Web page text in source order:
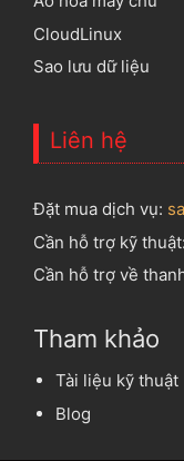
CloudLinux
Sao lưu dữ liệu
Liên hệ
Đặt mua dịch vụ:
Cần hỗ trợ kỹ thuật:
Cần hỗ trợ về
Tham khảo
Tài liệu kỹ thuật
Blog